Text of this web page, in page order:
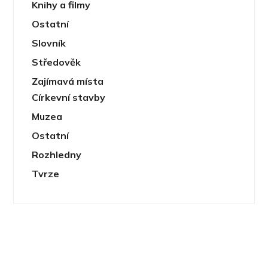
Knihy a filmy
Ostatní
Slovník
Středověk
Zajímavá místa
Církevní stavby
Muzea
Ostatní
Rozhledny
Tvrze